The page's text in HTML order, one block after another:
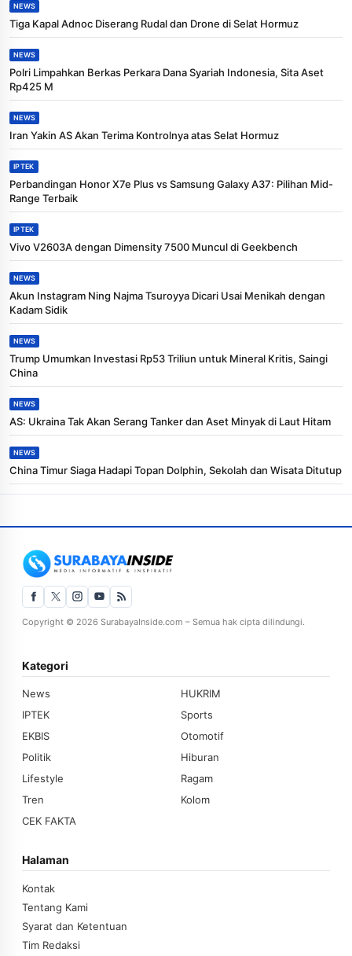
NEWS
Tiga Kapal Adnoc Diserang Rudal dan Drone di Selat Hormuz
NEWS
Polri Limpahkan Berkas Perkara Dana Syariah Indonesia, Sita Aset
Rp425 M
NEWS
Iran Yakin AS Akan Terima Kontrolnya atas Selat Hormuz
IPTEK
Perbandingan Honor X7e Plus vs Samsung Galaxy A37: Pilihan Mid-
Range Terbaik
IPTEK
Vivo V2603A dengan Dimensity 7500 Muncul di Geekbench
NEWS
Akun Instagram Ning Najma Tsuroyya Dicari Usai Menikah dengan
Kadam Sidik
NEWS
Trump Umumkan Investasi Rp53 Triliun untuk Mineral Kritis, Saingi
China
NEWS
AS: Ukraina Tak Akan Serang Tanker dan Aset Minyak di Laut Hitam
NEWS
China Timur Siaga Hadapi Topan Dolphin, Sekolah dan Wisata Ditutup
Copyright © 2026 SurabayaInside.com – Semua hak cipta dilindungi.
Kategori
News
HUKRIM
IPTEK
Sports
EKBIS
Otomotif
Politik
Hiburan
Lifestyle
Ragam
Tren
Kolom
CEK FAKTA
Halaman
Kontak
Tentang Kami
Syarat dan Ketentuan
Tim Redaksi